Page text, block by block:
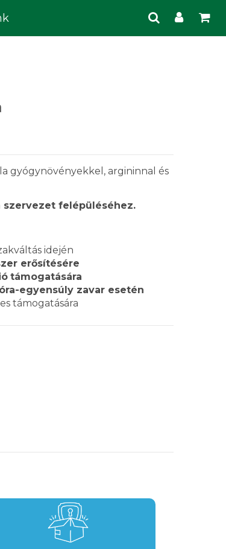
gyógynövényekkel, argininnal és
felépüléséhez.
idején
erősítésére
támogatására
egyensúly zavar esetén
támogatására